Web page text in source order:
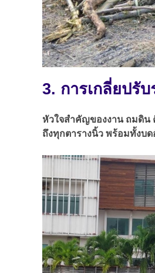
3. การเกลี่ยปรั
หัวใจสำคัญของงาน ถมดิน
ถึงทุกตารางนิ้ว พร้อมทั้งบ